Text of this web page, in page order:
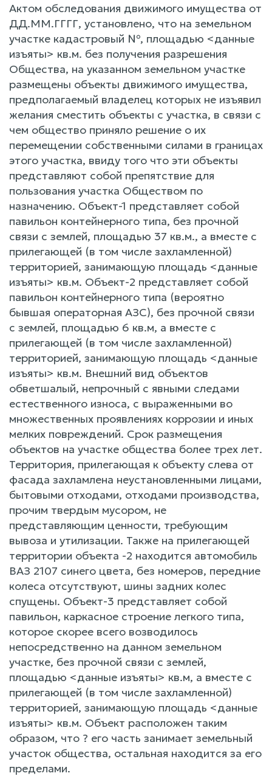
Актом обследования движимого имущества от
ДД.ММ.ГГГГ, установлено, что на земельном
участке кадастровый №, площадью <данные
изъяты> кв.м. без получения разрешения
Общества, на указанном земельном участке
размещены объекты движимого имущества,
предполагаемый владелец которых не изъявил
желания сместить объекты с участка, в связи с
чем общество приняло решение о их
перемещении собственными силами в границах
этого участка, ввиду того что эти объекты
представляют собой препятствие для
пользования участка Обществом по
назначению. Объект-1 представляет собой
павильон контейнерного типа, без прочной
связи с землей, площадью 37 кв.м., а вместе с
прилегающей (в том числе захламленной)
территорией, занимающую площадь <данные
изъяты> кв.м. Объект-2 представляет собой
павильон контейнерного типа (вероятно
бывшая операторная АЗС), без прочной связи
с землей, площадью 6 кв.м, а вместе с
прилегающей (в том числе захламленной)
территорией, занимающую площадь <данные
изъяты> кв.м. Внешний вид объектов
обветшалый, непрочный с явными следами
естественного износа, с выраженными во
множественных проявлениях коррозии и иных
мелких повреждений. Срок размещения
объектов на участке общества более трех лет.
Территория, прилегающая к объекту слева от
фасада захламлена неустановленными лицами,
бытовыми отходами, отходами производства,
прочим твердым мусором, не
представляющим ценности, требующим
вывоза и утилизации. Также на прилегающей
территории объекта -2 находится автомобиль
ВАЗ 2107 синего цвета, без номеров, передние
колеса отсутствуют, шины задних колес
спущены. Объект-3 представляет собой
павильон, каркасное строение легкого типа,
которое скорее всего возводилось
непосредственно на данном земельном
участке, без прочной связи с землей,
площадью <данные изъяты> кв.м, а вместе с
прилегающей (в том числе захламленной)
территорией, занимающую площадь <данные
изъяты> кв.м. Объект расположен таким
образом, что ? его часть занимает земельный
участок общества, остальная находится за его
пределами.